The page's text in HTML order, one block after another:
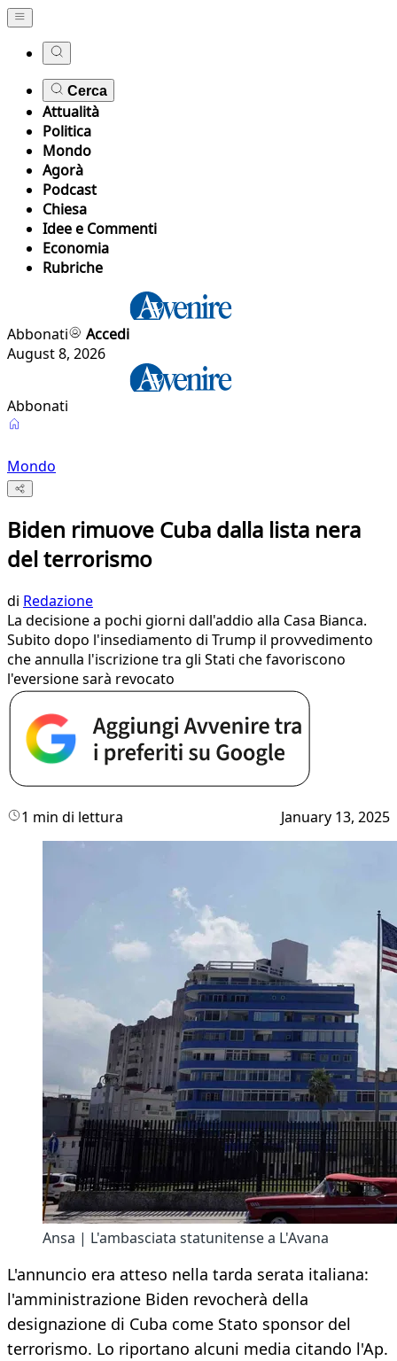
Cerca
Attualità
Politica
Mondo
Agorà
Podcast
Chiesa
Idee e Commenti
Economia
Rubriche
Abbonati
Accedi
August 8, 2026
Abbonati
Mondo
Biden rimuove Cuba dalla lista nera
del terrorismo
di Redazione
La decisione a pochi giorni dall'addio alla Casa Bianca.
Subito dopo l'insediamento di Trump il provvedimento
che annulla l'iscrizione tra gli Stati che favoriscono
l'eversione sarà revocato
1 min di lettura January 13, 2025
Ansa | L'ambasciata statunitense a L'Avana
L'annuncio era atteso nella tarda serata italiana:
l'amministrazione Biden revocherà della
designazione di Cuba come Stato sponsor del
terrorismo. Lo riportano alcuni media citando l'Ap.